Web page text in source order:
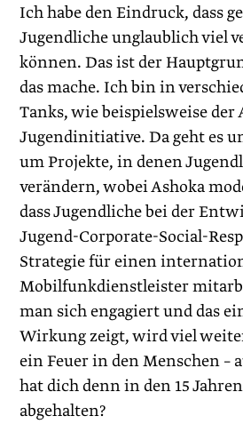
Ich habe den Eindruck, dass
Jugendliche unglaublich viel
können. Das ist der
das mache. Ich bin in
Tanks, wie beispielsweise der
Jugendinitiative. Da geht es
um Projekte, in denen
verändern, wobei Ashoka
dass Jugendliche bei der
Jugend-Corporate-Social-
Strategie für einen
Mobilfunkdienstleister
man sich engagiert und das
Wirkung zeigt, wird viel
ein Feuer in den Menschen –
hat dich denn in den 15
abgehalten?